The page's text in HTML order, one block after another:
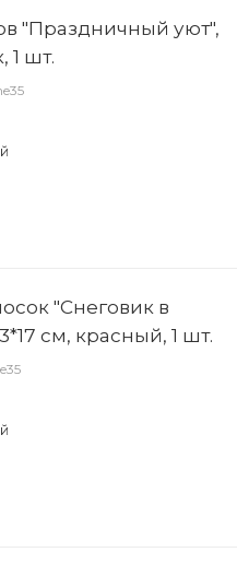
"Праздничный уют",
1 шт.
"Снеговик в
см, красный, 1 шт.